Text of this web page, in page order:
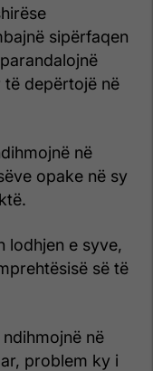
sipërfaqen
të depërtojë në
në
opake në sy
lodhjen e syve,
së të
në
problem ky i